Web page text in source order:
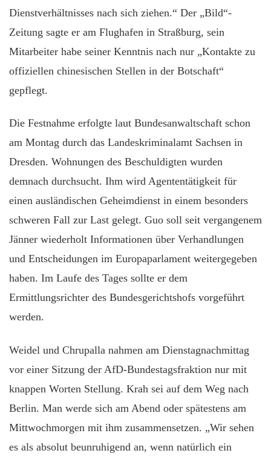
Dienstverhältnisses nach sich ziehen.“ Der „Bild“-
Zeitung sagte er am Flughafen in Straßburg, sein
Mitarbeiter habe seiner Kenntnis nach nur „Kontakte zu
offiziellen chinesischen Stellen in der Botschaft“
gepflegt.
Die Festnahme erfolgte laut Bundesanwaltschaft schon
am Montag durch das Landeskriminalamt Sachsen in
Dresden. Wohnungen des Beschuldigten wurden
demnach durchsucht. Ihm wird Agententätigkeit für
einen ausländischen Geheimdienst in einem besonders
schweren Fall zur Last gelegt. Guo soll seit vergangenem
Jänner wiederholt Informationen über Verhandlungen
und Entscheidungen im Europaparlament weitergegeben
haben. Im Laufe des Tages sollte er dem
Ermittlungsrichter des Bundesgerichtshofs vorgeführt
werden.
Weidel und Chrupalla nahmen am Dienstagnachmittag
vor einer Sitzung der AfD-Bundestagsfraktion nur mit
knappen Worten Stellung. Krah sei auf dem Weg nach
Berlin. Man werde sich am Abend oder spätestens am
Mittwochmorgen mit ihm zusammensetzen. „Wir sehen
es als absolut beunruhigend an, wenn natürlich ein